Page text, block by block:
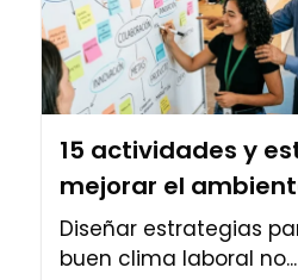
15 actividades y
mejorar el
Diseñar estrategias
buen clima laboral no...